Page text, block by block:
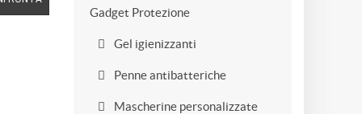
Gadget Protezione
Gel igienizzanti
Penne antibatteriche
Mascherine personalizzate